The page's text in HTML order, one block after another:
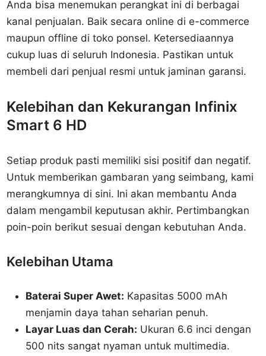
Anda bisa menemukan perangkat ini di berbagai
kanal penjualan. Baik secara online di e-commerce
maupun offline di toko ponsel. Ketersediaannya
cukup luas di seluruh Indonesia. Pastikan untuk
membeli dari penjual resmi untuk jaminan garansi.
Kelebihan dan Kekurangan Infinix
Smart 6 HD
Setiap produk pasti memiliki sisi positif dan negatif.
Untuk memberikan gambaran yang seimbang, kami
merangkumnya di sini. Ini akan membantu Anda
dalam mengambil keputusan akhir. Pertimbangkan
poin-poin berikut sesuai dengan kebutuhan Anda.
Kelebihan Utama
Baterai Super Awet: Kapasitas 5000 mAh
menjamin daya tahan seharian penuh.
Layar Luas dan Cerah: Ukuran 6.6 inci dengan
500 nits sangat nyaman untuk multimedia.